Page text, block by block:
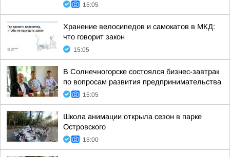
15:05
Хранение велосипедов и самокатов в МКД:
что говорит закон
15:05
В Солнечногорске состоялся бизнес-завтрак
по вопросам развития предпринимательства
15:05
Школа анимации открыла сезон в парке
Островского
15:00